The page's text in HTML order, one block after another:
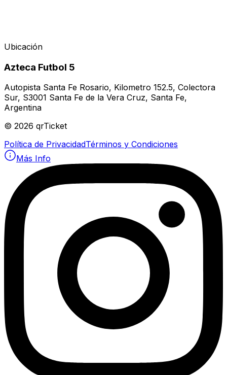
Ubicación
Azteca Futbol 5
Autopista Santa Fe Rosario, Kilometro 152.5, Colectora
Sur, S3001 Santa Fe de la Vera Cruz, Santa Fe,
Argentina
© 2026 qrTicket
Política de PrivacidadTérminos y Condiciones
Más Info